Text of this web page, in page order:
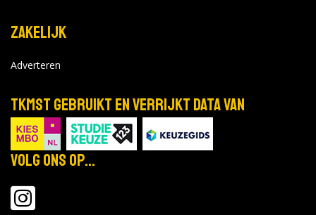
Zakelijk
Adverteren
TKMST gebruikt en verrijkt data van
Volg ons op...